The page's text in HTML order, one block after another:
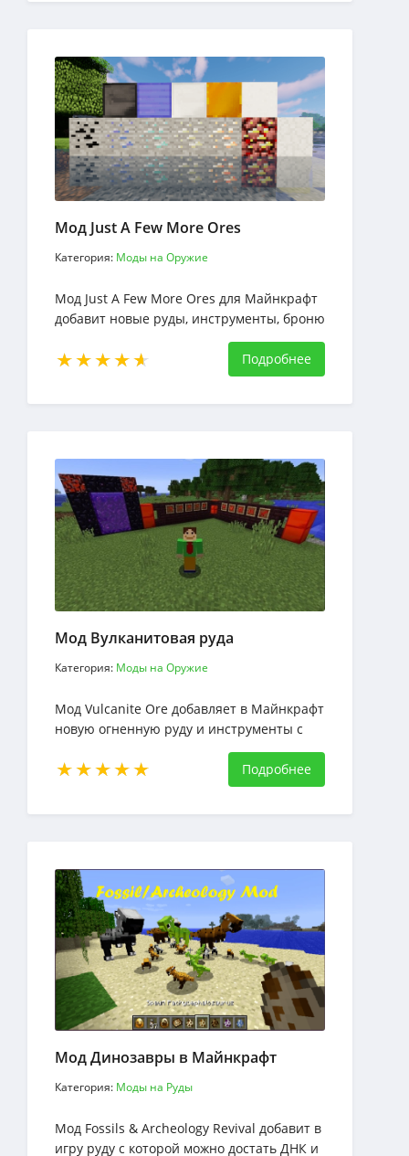
Мод Just A Few More Ores
Категория: Моды на Оружие
Мод Just A Few More Ores для Майнкрафт
добавит новые руды, инструменты, броню
и оружие, при этом сохранить гармонию
и баланс
Подробнее
Мод Вулканитовая руда
Категория: Моды на Оружие
Мод Vulcanite Ore добавляет в Майнкрафт
новую огненную руду и инструменты с
оружием с этого материала в minecraft
Подробнее
Мод Динозавры в Майнкрафт
Категория: Моды на Руды
Мод Fossils & Archeology Revival добавит в
игру руду с которой можно достать ДНК и